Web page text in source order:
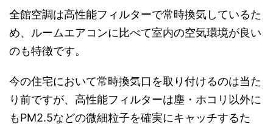
全館空調は高性能フィルターで常時換気しているた
め、ルームエアコンに比べて室内の空気環境が良い
のも特徴です。
今の住宅において常時換気口を取り付けるのは当た
り前ですが、高性能フィルターは塵・ホコリ以外に
もPM2.5などの微細粒子を確実にキャッチするた